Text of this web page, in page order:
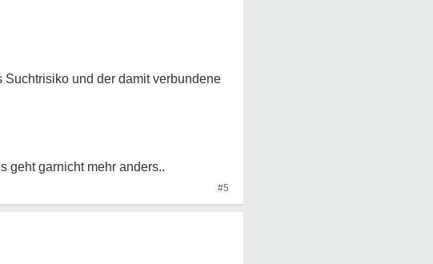
und der damit verbundene
geht garnicht mehr anders..
#5